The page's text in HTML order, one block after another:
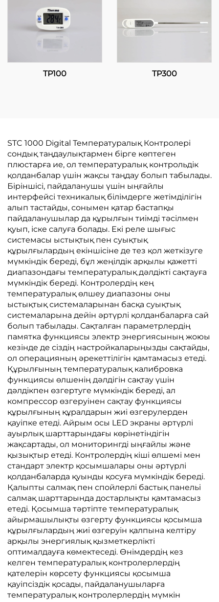
TP100 TP300
STC 1000 Digital Температуралық Контролері
сондық таңдаулықтармен бірге көптеген
плюстарға ие, ол температуралық контрольдік
қолданбалар үшін жақсы таңдау болып табылады.
Біріншісі, пайдаланушы үшін ыңғайлы
интерфейсі техникалық білімдерге жетімділігін
алып тастайды, сонымен қатар бастапқы
пайдаланушылар да құрылғын тиімді тәсілмен
қуып, іске салуға болады. Екі реле шығыс
системасы ыстықтық пен суықтық
құрылғылардың екіншісіне де тез қол жеткізуге
мүмкіндік береді, бұл жеңілдік арқылы қажетті
диапазондағы температуралық дәлдікті сақтауға
мүмкіндік береді. Контролердің кең
температуралық өлшеу диапазоны оны
ыстықтық системаларынан басқа суықтық
системаларына дейін әртүрлі қолданбаларға сай
болып табылады. Сақталған параметрлердің
памятка функциясы электр энергиясының жоюы
кезінде де сіздің настройкаларыңызды сақтайды,
ол операцияның әрекеттілігін қамтамасыз етеді.
Құрылғының температуралық калибровка
функциясы өлшенің дәлдігін сақтау үшін
дәлдікпен өзгертуге мүмкіндік береді, ал
компрессор өзгеруінен сақтау функциясы
құрылғының құралдарын жиі өзгерулерден
қауіпке етеді. Айрым осы LED экраны әртүрлі
ауырлық шарттарындағы көрінетіндігін
жақсартады, ол мониторингді ыңғайлы және
қызықтыр етеді. Контролердің кіші өлшемі мен
стандарт электр қосымшалары оны әртүрлі
қолданбаларда қуынды қосуға мүмкіндік береді.
Қалыпты салмақ пен спойлерлі бастық панельі
салмақ шарттарында достарлықты қамтамасыз
етеді. Қосымша тәртіпте температуралық
айырмашылықты өзгерту функциясы қосымша
құрылғылардың жиі өзгеруін қалпына келтіру
арқылы энергиялық қызметкерлікті
оптималдауға көмектеседі. Өнімдердің кез
келген температуралық контролерлердің
қателерін көрсету функциясы қосымша
қауіпсіздік қосады, пайдаланушыларға
температуралық контролерлердің мүмкін